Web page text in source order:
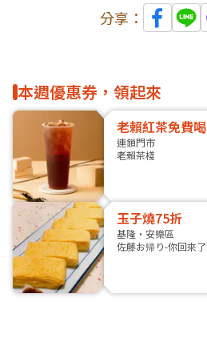
分享：
本週優惠券，領起來
老賴紅茶免費喝
連鎖門市
老賴茶棧
玉子燒75折
基隆・安樂區
佐藤お帰り-你回來了